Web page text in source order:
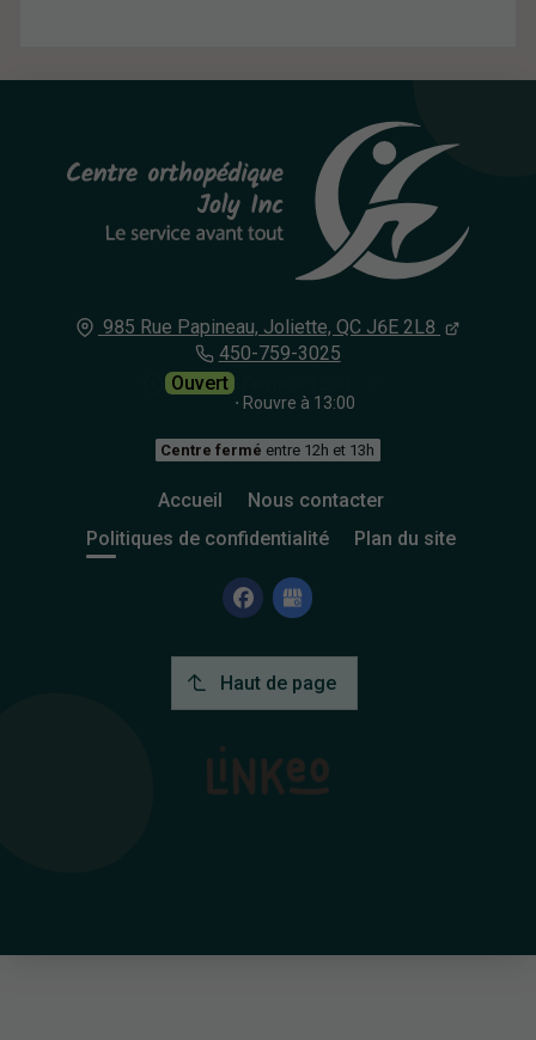
985 Rue Papineau, Joliette, QC J6E 2L8
450-759-3025
Ouvert
⋅ Rouvre à 13:00
Centre fermé entre 12h et 13h
Accueil
Nous contacter
Politiques de confidentialité
Plan du site
Haut de page